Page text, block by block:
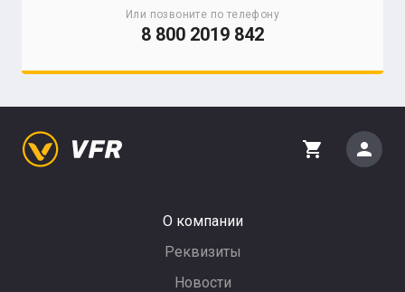
Или позвоните по телефону
8 800 2019 842
О компании
Реквизиты
Новости
shopping_cart person